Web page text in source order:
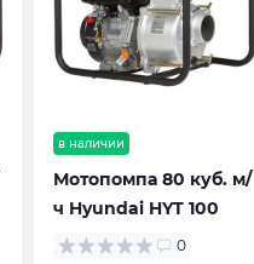
в наличии
Мотопомпа 80 куб. м/
ч Hyundai HYT 100
0